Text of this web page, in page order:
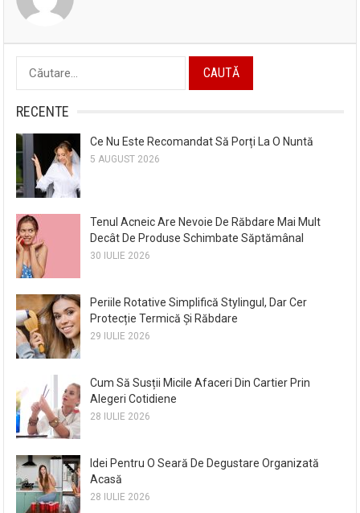
Caută
după:
RECENTE
Ce Nu Este Recomandat Să Porți La O Nuntă
5 AUGUST 2026
Tenul Acneic Are Nevoie De Răbdare Mai Mult
Decât De Produse Schimbate Săptămânal
30 IULIE 2026
Periile Rotative Simplifică Stylingul, Dar Cer
Protecție Termică Și Răbdare
29 IULIE 2026
Cum Să Susții Micile Afaceri Din Cartier Prin
Alegeri Cotidiene
28 IULIE 2026
Idei Pentru O Seară De Degustare Organizată
Acasă
28 IULIE 2026